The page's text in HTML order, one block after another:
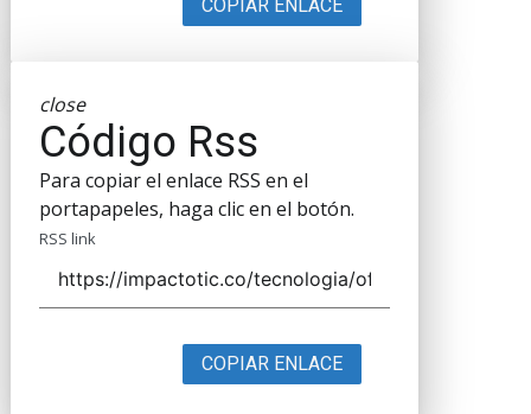
COPIAR ENLACE
close
Código Rss
Para copiar el enlace RSS en el
portapapeles, haga clic en el botón.
RSS link
COPIAR ENLACE